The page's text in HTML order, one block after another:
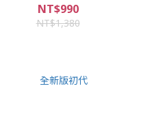
NT$990
NT$1,380